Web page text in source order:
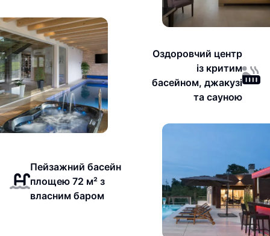
Оздоровчий центр
із критим
басейном, джакузі
та сауною
Пейзажний басейн
площею 72 м² з
власним баром